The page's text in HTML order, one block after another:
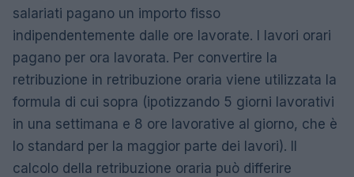
salariati pagano un importo fisso
indipendentemente dalle ore lavorate. I lavori orari
pagano per ora lavorata. Per convertire la
retribuzione in retribuzione oraria viene utilizzata la
formula di cui sopra (ipotizzando 5 giorni lavorativi
in ​​una settimana e 8 ore lavorative al giorno, che è
lo standard per la maggior parte dei lavori). Il
calcolo della retribuzione oraria può differire